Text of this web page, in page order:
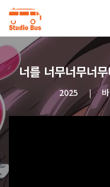
너를 너무너무너
2025